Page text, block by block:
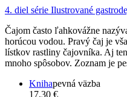
4. diel série Ilustrované
Čajom často ľahkovážne
horúcou vodou. Pravý čaj je
lístkov rastliny čajovníka. Aj
mnoho spôsobov. Zoznam je
Knihapevná väzba
17,30 €